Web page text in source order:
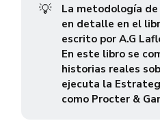
💡
La metodología
en detalle en el
escrito por A.G
En este libro se
historias reales
ejecuta la
como Procter &